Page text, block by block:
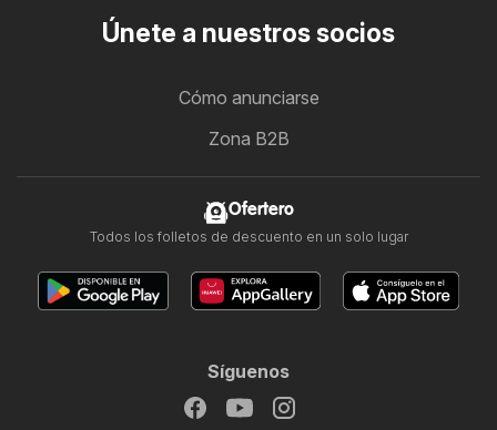
Únete a nuestros socios
Cómo anunciarse
Zona B2B
Ofertero
Todos los folletos de descuento en un solo lugar
Síguenos